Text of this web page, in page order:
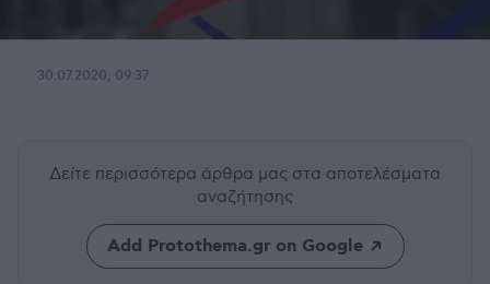
30.07.2020, 09:37
Δείτε περισσότερα άρθρα μας στα αποτελέσματα
αναζήτησης
Add Protothema.gr on Google